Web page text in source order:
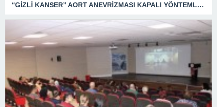
“GİZLİ KANSER” AORT ANEVRİZMASI KAPALI YÖNTEMLE TEDAVİ EDİLDİ